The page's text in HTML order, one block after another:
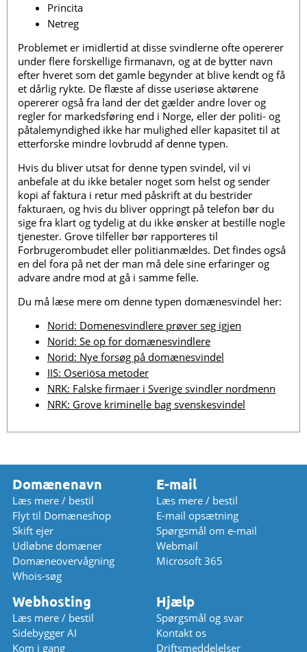
Princita
Netreg
Problemet er imidlertid at disse svindlerne ofte opererer
under flere forskellige firmanavn, og at de bytter navn
efter hveret som det gamle begynder at blive kendt og få
et dårlig rykte. De flæste af disse useriøse aktørene
opererer også fra land der det gælder andre lover og
regler for markedsføring end i Norge, eller der politi- og
påtalemyndighed ikke har mulighed eller kapasitet til at
etterforske mindre lovbrudd af denne typen.
Hvis du bliver utsat for denne typen svindel, vil vi
anbefale at du ikke betaler noget som helst og sender
kopi af faktura i retur med påskrift at du bestrider
fakturaen, og hvis du bliver oppringt på telefon bør du
sige fra klart og tydelig at du ikke ønsker at bestille nogle
tjenester. Grove tilfeller bør rapporteres til
Forbrugerombudet eller politianmældes. Det findes også
en del fora på net der man må dele sine erfaringer og
advare andre mod at gå i samme felle.
Du må læse mere om denne typen domænesvindel her:
Norid: Domenesvindlere prøver seg igjen
Norid: Se op for domænesvindlere
Norid: Nye forsøg på domænesvindel
IIS: Oseriösa metoder
NRK: Falske firmaer i Sverige svindler nordmenn
NRK: Grove kriminelle bag svenskesvindel
Domænenavn
Læs mere / bestil
Flyt til Domæneshop
Skift ejer
Udløbne domæner
Domæneovervågning
Whois-søg
E-mail
Læs mere / bestil
E-mail opsætning
Spørgsmål om e-mail
Webmail
Microsoft 365
Webhosting
Læs mere / bestil
Sidebygger AI
Kom i gang
Hjælp
Spørgsmål og svar
Kontakt os
Driftsmeddelelser